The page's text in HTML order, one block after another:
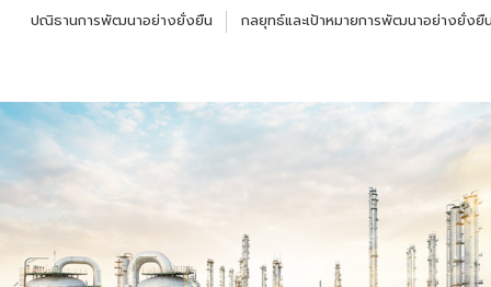
ปณิธานการพัฒนาอย่างยั่งยืน กลยุทธ์และเป้าหมายการพัฒนาอย่างยั่งยื